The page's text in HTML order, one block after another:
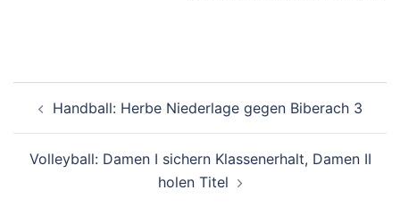
Handball: Herbe Niederlage gegen Biberach 3
Volleyball: Damen I sichern Klassenerhalt, Damen II
holen Titel